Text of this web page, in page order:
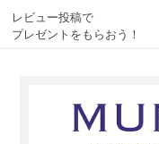
レビュー投稿で
プレゼントをもらおう！